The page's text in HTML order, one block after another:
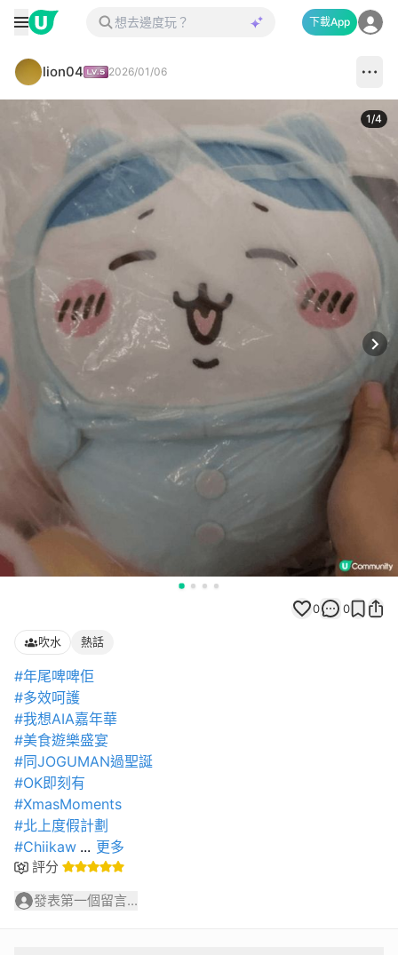
下載App
lion04 2026/01/06
1/4
0 0
吹水 熱話
#年尾啤啤佢
#多效呵護
#我想AIA嘉年華
#美食遊樂盛宴
#同JOGUMAN過聖誕
#OK即刻有
#XmasMoments
#北上度假計劃
#Chiikaw ... 更多
評分
發表第一個留言...